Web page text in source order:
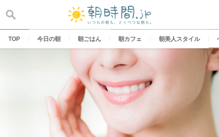
content
TOP 今日の朝 朝ごはん 朝カフェ 朝美人スタイル